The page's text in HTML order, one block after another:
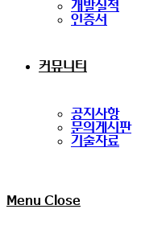
개발실적
인증서
커뮤니티
공지사항
문의게시판
기술자료
Menu Close